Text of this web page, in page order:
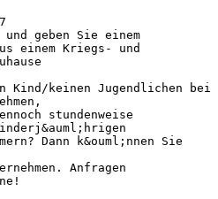
geben Sie einem
einem Kriegs- und
Kind/keinen Jugendlichen bei
stundenweise
Dann k&ouml;nnen Sie
Anfragen